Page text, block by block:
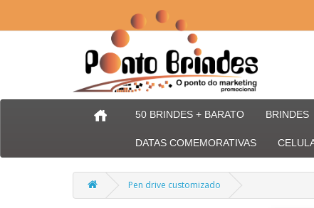
50 BRINDES + BARATO BRINDES
DATAS COMEMORATIVAS
Pen drive customizado